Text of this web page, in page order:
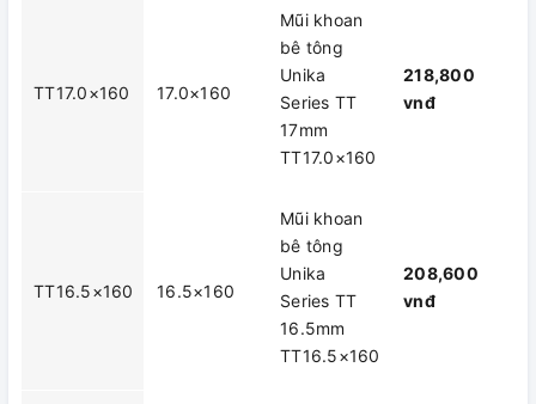
TT17.0×160 17.0×160
Mũi khoan
bê tông
Unika
Series TT
17mm
TT17.0×160
218,800
vnđ
TT16.5×160 16.5×160
Mũi khoan
bê tông
Unika
Series TT
16.5mm
TT16.5×160
208,600
vnđ